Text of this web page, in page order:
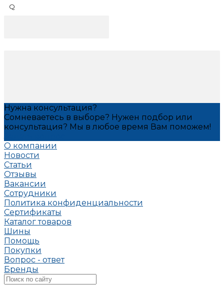
Q
Нужна консультация?
Сомневаетесь в выборе? Нужен подбор или
консультация? Мы в любое время Вам поможем!
О компании
Новости
Статьи
Отзывы
Вакансии
Сотрудники
Политика конфиденциальности
Сертификаты
Каталог товаров
Шины
Помощь
Покупки
Вопрос - ответ
Бренды